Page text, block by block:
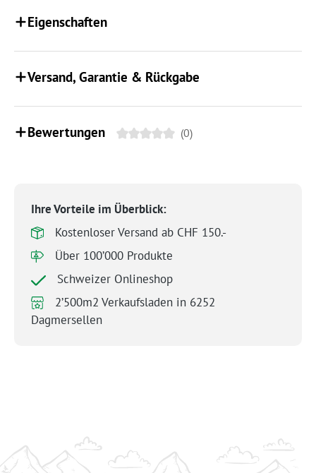
Eigenschaften
Versand, Garantie & Rückgabe
Bewertungen (0)
Ihre Vorteile im Überblick:
Kostenloser Versand ab CHF 150.-
Über 100’000 Produkte
Schweizer Onlineshop
2’500m2 Verkaufsladen in 6252
Dagmersellen